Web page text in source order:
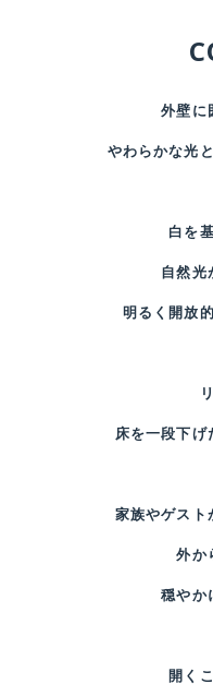
外壁に
やわらかな光
白を
自然光
明るく開放
床を一段下げ
家族やゲスト
外か
穏やか
開く